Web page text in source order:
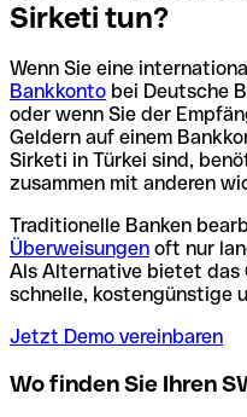
Sirketi tun?
Wenn Sie eine
Bankkonto bei Deutsche
oder wenn Sie der
Geldern auf einem
Sirketi in Türkei sind,
zusammen mit anderen
Traditionelle Banken
Überweisungen oft nur
Als Alternative bietet das
schnelle, kostengünstige
Jetzt Demo vereinbaren
Wo finden Sie Ihren